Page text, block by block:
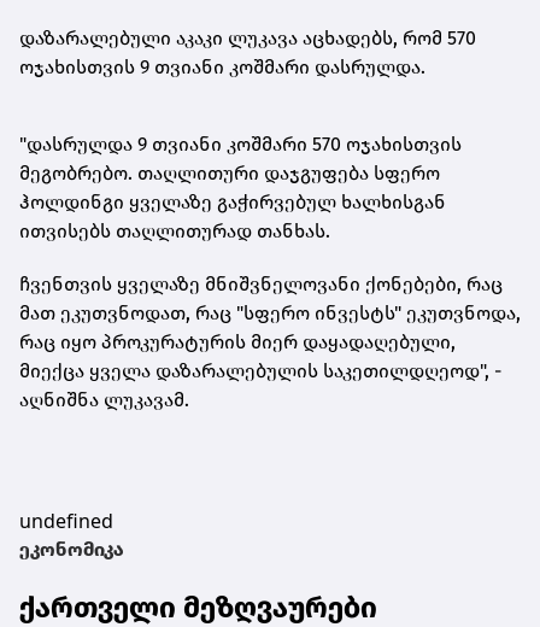
დაზარალებული აკაკი ლუკავა აცხადებს, რომ 570
ოჯახისთვის 9 თვიანი კოშმარი დასრულდა.
"დასრულდა 9 თვიანი კოშმარი 570 ოჯახისთვის
მეგობრებო. თაღლითური დაჯგუფება სფერო
ჰოლდინგი ყველაზე გაჭირვებულ ხალხისგან
ითვისებს თაღლითურად თანხას.
ჩვენთვის ყველაზე მნიშვნელოვანი ქონებები, რაც
მათ ეკუთვნოდათ, რაც "სფერო ინვესტს" ეკუთვნოდა,
რაც იყო პროკურატურის მიერ დაყადაღებული,
მიექცა ყველა დაზარალებულის საკეთილდღეოდ", -
აღნიშნა ლუკავამ.
undefined
ეკონომიკა
ქართველი მეზღვაურები